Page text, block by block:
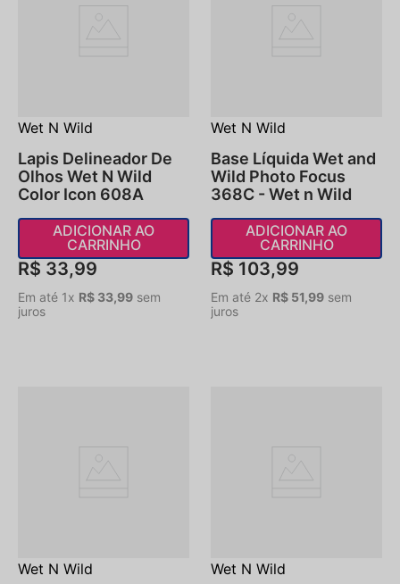
Wet N Wild
Lapis Delineador De
Olhos Wet N Wild
Color Icon 608A
ADICIONAR AO
CARRINHO
R$ 33,99
Em até 1x R$ 33,99 sem
juros
Wet N Wild
Base Líquida Wet and
Wild Photo Focus
368C - Wet n Wild
ADICIONAR AO
CARRINHO
R$ 103,99
Em até 2x R$ 51,99 sem
juros
Wet N Wild Wet N Wild